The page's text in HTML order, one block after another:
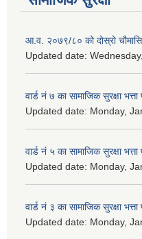
आ.व. २०७९/८० को दोस्रो
Updated date:
वार्ड नं ७ का सामाजिक सुरक्षा
Updated date: Monday,
वार्ड नं ५ का सामाजिक सुरक्षा
Updated date: Monday,
वार्ड नं ३ का सामाजिक सुरक्षा
Updated date: Monday,